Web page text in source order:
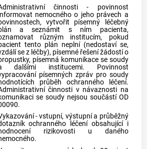
činnosti - povinnost
nemocného o jeho právech a
vytvořit písemný léčebný
a seznámit s ním pacienta,
různým institucím, pokud
tento plán neplní (nedostaví se,
se z léčby), písemné řešení žádostí o
písemná komunikace se soudy
dalšími institucemi. Povinnost
písemných zpráv pro soudy
průběh ochranného léčení.
činnosti v návaznosti na
se soudy nejsou součástí OD
- vstupní, výstupní a průběžný
ochranného léčení obsahující i
rizikovosti u daného